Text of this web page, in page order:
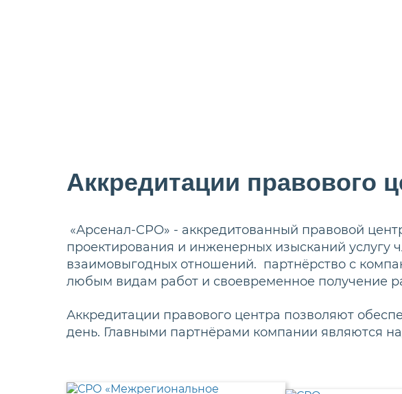
Аккредитации правового
«Арсенал-СРО» - аккредитованный правовой
проектирования и инженерных изысканий услугу
взаимовыгодных отношений. партнёрство с
любым видам работ и своевременное получение
Аккредитации правового центра позволяют
день. Главными партнёрами компании являются